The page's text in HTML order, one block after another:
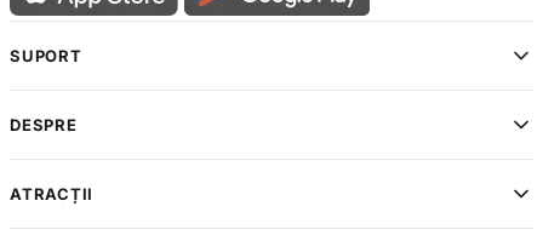
SUPORT
DESPRE
ATRACȚII